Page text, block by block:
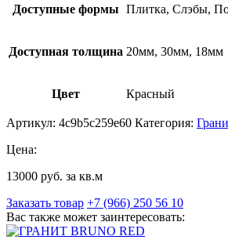
Доступные формы Плитка, Слэбы,
Доступная толщина 20мм, 30мм, 18мм
Цвет Красный
Артикул: 4c9b5c259e60 Категория:
Цена:
13000 руб. за кв.м
Заказать товар +7 (966) 250 56 10
Вас также может заинтересовать: